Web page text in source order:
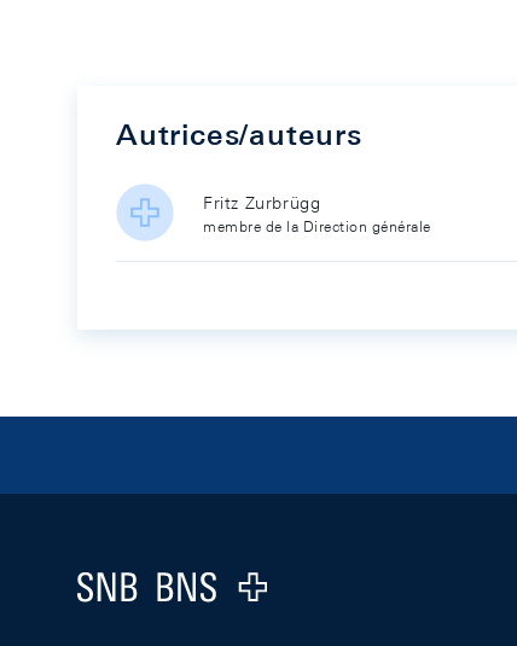
Autrices/auteurs
Fritz Zurbrügg
membre de la Direction générale
Logo